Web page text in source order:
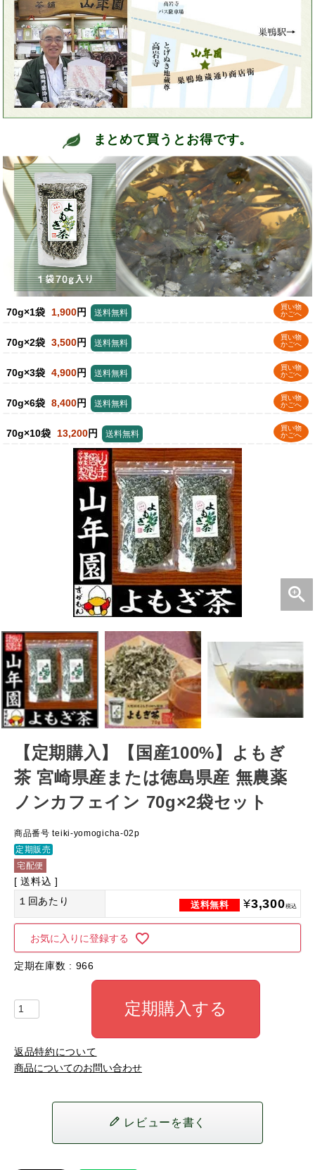
まとめて買うとお得です。
70g×1袋 1,900円
買い物
かごへ
送料無料
70g×2袋 3,500円
買い物
かごへ
送料無料
70g×3袋 4,900円
買い物
かごへ
送料無料
70g×6袋 8,400円
買い物
かごへ
送料無料
70g×10袋 13,200円
買い物
かごへ
送料無料
【定期購入】【国産100%】よもぎ
茶 宮崎県産または徳島県産 無農薬
ノンカフェイン 70g×2袋セット
商品番号 teiki-yomogicha-02p
定期販売
宅配便
送料込
１回あたり
¥3,300税込
お気に入りに登録する
定期在庫数 966
定期購入する
返品特約について
商品についてのお問い合わせ
レビューを書く